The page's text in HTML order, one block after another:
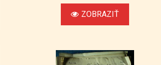
ZOBRAZIŤ